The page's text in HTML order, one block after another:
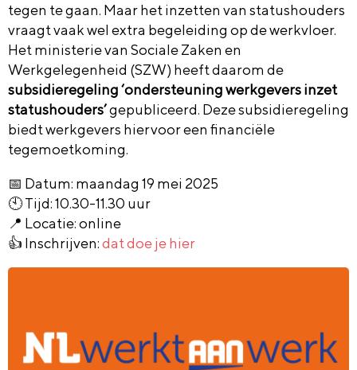
tegen te gaan. Maar het inzetten van statushouders
vraagt vaak wel extra begeleiding op de werkvloer.
Het ministerie van Sociale Zaken en
Werkgelegenheid (SZW) heeft daarom de
subsidieregeling ‘ondersteuning werkgevers inzet
statushouders’gepubliceerd. Deze subsidieregeling
biedt werkgevers hiervoor een financiële
tegemoetkoming.
📅 Datum: maandag 19 mei 2025
🕙 Tijd: 10.30-11.30 uur
📍 Locatie: online
👍 Inschrijven:dat doe je hier